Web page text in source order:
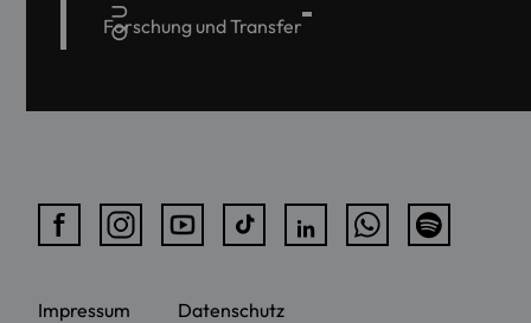
Forschung und Transfer
Impressum Datenschutz